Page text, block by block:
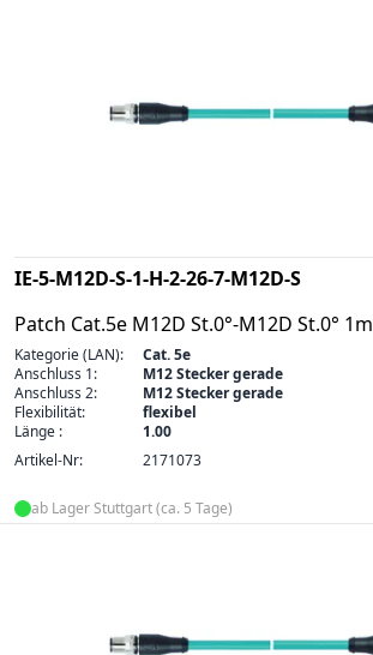
IE-5-M12D-S-1-H-2-26-7-M12D-S
Patch Cat.5e M12D St.0°-M12D St.0° 1m
Kategorie (LAN):
Cat. 5e
Anschluss 1:
M12 Stecker gerade
Anschluss 2:
M12 Stecker gerade
Flexibilität:
flexibel
Länge :
1.00
Artikel-Nr:
2171073
ab Lager Stuttgart (ca. 5 Tage)